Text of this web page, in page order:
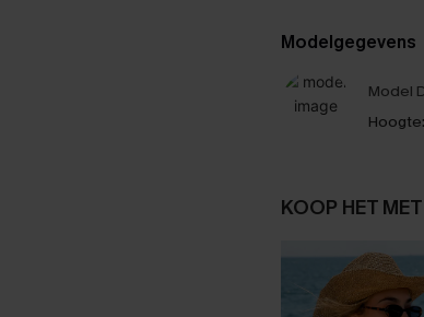
Modelgegevens
Model
Hoogte:
KOOP HET MET